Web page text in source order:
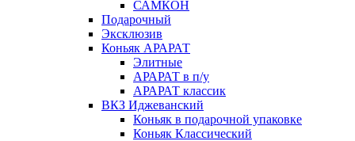
САМКОН
Подарочный
Эксклюзив
Коньяк АРАРАТ
Элитные
АРАРАТ в п/у
АРАРАТ классик
ВКЗ Иджеванский
Коньяк в подарочной упаковке
Коньяк Классический